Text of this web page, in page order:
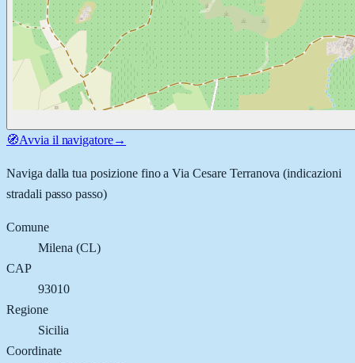
🧭Avvia il navigatore→
Naviga dalla tua posizione fino aVia Cesare Terranova (indicazioni
stradali passo passo)
Comune
Milena (CL)
CAP
93010
Regione
Sicilia
Coordinate